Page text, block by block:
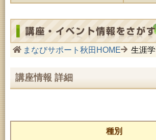
まなびサポート秋田HOME 生涯
講座情報 詳細
種別